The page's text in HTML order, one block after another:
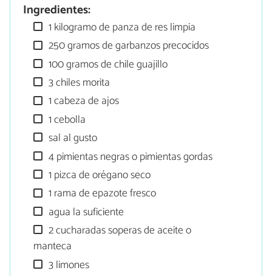
Ingredientes:
1 kilogramo de panza de res limpia
250 gramos de garbanzos precocidos
100 gramos de chile guajillo
3 chiles morita
1 cabeza de ajos
1 cebolla
sal al gusto
4 pimientas negras o pimientas gordas
1 pizca de orégano seco
1 rama de epazote fresco
agua la suficiente
2 cucharadas soperas de aceite o
manteca
3 limones